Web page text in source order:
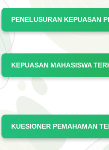
PENELUSURAN KEPUASAN
KEPUASAN MAHASISWA
KUESIONER PEMAHAMAN